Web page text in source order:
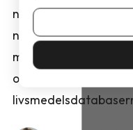
näringsvärden för
nyheterna finns
mejerier och ägg
om frukt och
Om du vill ändra